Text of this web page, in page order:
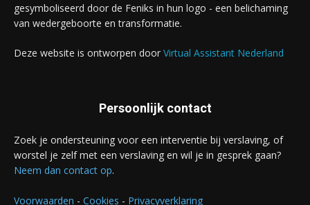
gesymboliseerd door de Feniks in hun logo - een belichaming
van wedergeboorte en transformatie.
Deze website is ontworpen door Virtual Assistant Nederland
Persoonlijk contact
Zoek je ondersteuning voor een interventie bij verslaving, of
worstel je zelf met een verslaving en wil je in gesprek gaan?
Neem dan contact op.
Voorwaarden - Cookies - Privacyverklaring